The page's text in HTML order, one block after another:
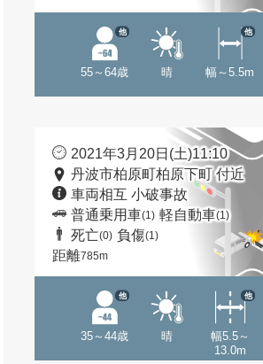
55～64歳
他
晴 幅～5.5m
他
2021年3月20日(土)11:10
丹波市柏原町柏原下町 付近
車両相互 小破事故
普通乗用車(1) 軽自動車(1)
死亡(0) 負傷(1)
距離785m
35～44歳
他
晴
幅5.5～
13.0m
他